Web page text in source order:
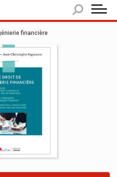
financière